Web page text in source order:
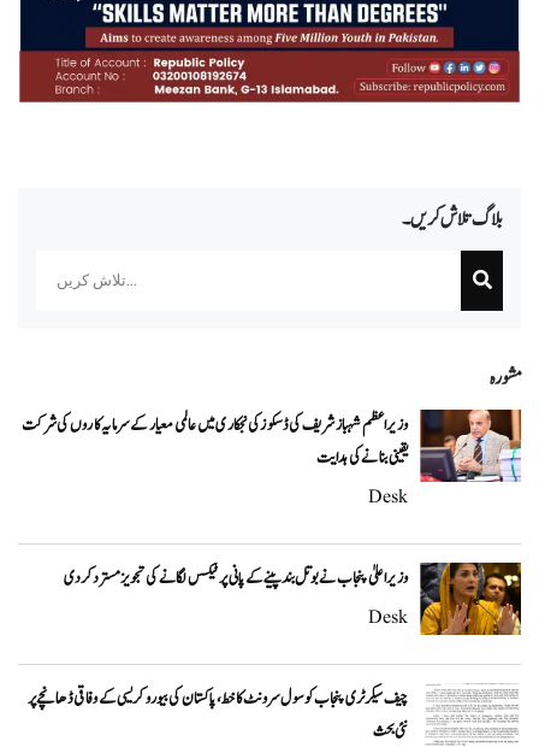
بلاگ تلاش کریں۔
مشورہ
وزیراعظم شہباز شریف کی ڈسکوز کی نجکاری میں عالمی معیار کے سرمایہ کاروں کی شرکت
یقینی بنانے کی ہدایت
Desk
وزیراعلیٰ پنجاب نے بوتل بند پینے کے پانی پر ٹیکس لگانے کی تجویز مسترد کر دی
Desk
چیف سیکرٹری پنجاب کو سول سرونٹ کا خط، پاکستان کی بیوروکریسی کے وفاقی ڈھانچے پر
نئی بحث